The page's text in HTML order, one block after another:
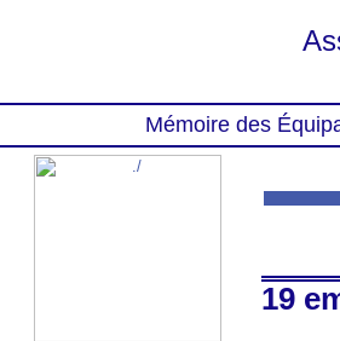
Mémoire des
19